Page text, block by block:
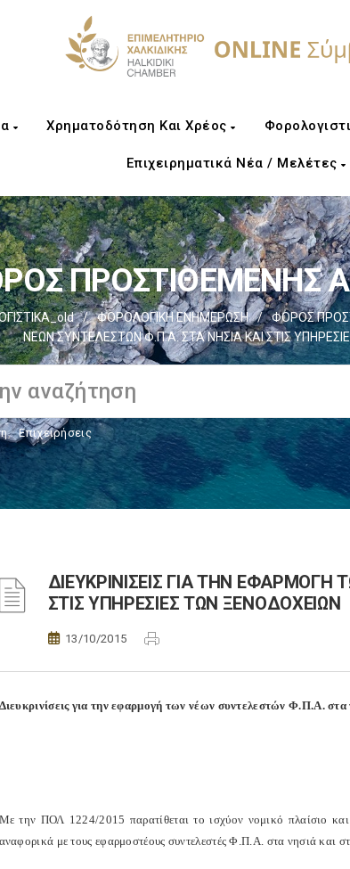
Χρηματοδότηση Και Χρέος
Επιχειρηματικά Νέα / Μελέτες
ΠΡΟΣΤΙΘΕΜΕΝΗΣ
/ ΦΟΡΟΛΟΓΙΚΗ ΕΝΗΜΕΡΩΣΗ / ΦΟΡΟΣ
ΝΕΩΝ ΣΥΝΤΕΛΕΣΤΩΝ Φ.Π.Α. ΣΤΑ ΝΗΣΙΑ ΚΑΙ ΣΤΙΣ
, Επιχειρήσεις
ΔΙΕΥΚΡΙΝΙΣΕΙΣ ΓΙΑ ΤΗΝ
ΣΤΙΣ ΥΠΗΡΕΣΙΕΣ ΤΩΝ ΞΕΝΟΔΟΧΕΙΩΝ
13/10/2015
Διευκρινίσεις για την εφαρμογή των νέων συντελεστών Φ.Π.Α. στα
Με την ΠΟΛ 1224/2015 παρατίθεται το ισχύον νομικό πλαίσιο
αναφορικά με τους εφαρμοστέους συντελεστές Φ.Π.Α. στα νησιά και